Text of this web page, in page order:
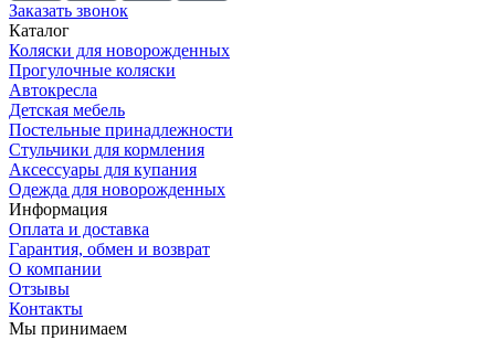
Заказать звонок
Каталог
Коляски для новорожденных
Прогулочные коляски
Автокресла
Детская мебель
Постельные принадлежности
Стульчики для кормления
Аксессуары для купания
Одежда для новорожденных
Информация
Оплата и доставка
Гарантия, обмен и возврат
О компании
Отзывы
Контакты
Мы принимаем